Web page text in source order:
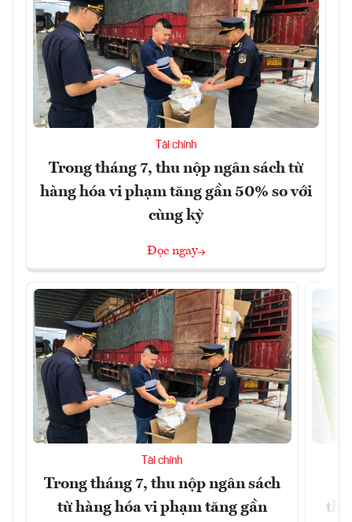
Tài chính
Trong tháng 7, thu nộp ngân sách từ
hàng hóa vi phạm tăng gần 50% so với
cùng kỳ
Đọc ngay
Tài chính
Trong tháng 7, thu nộp ngân sách
từ hàng hóa vi phạm tăng gần